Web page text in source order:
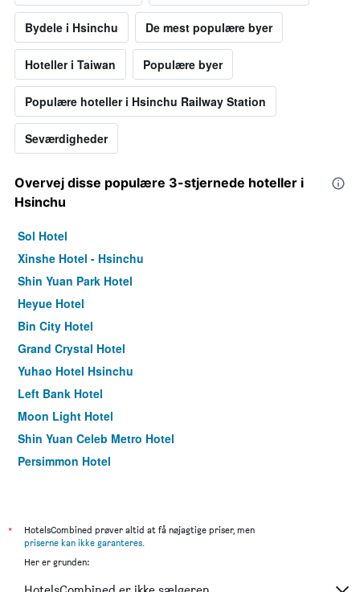
Bydele i Hsinchu De mest populære byer
Hoteller i Taiwan Populære byer
Populære hoteller i Hsinchu Railway Station
Seværdigheder
Overvej disse populære 3-stjernede hoteller i
Hsinchu
Sol Hotel
Xinshe Hotel - Hsinchu
Shin Yuan Park Hotel
Heyue Hotel
Bin City Hotel
Grand Crystal Hotel
Yuhao Hotel Hsinchu
Left Bank Hotel
Moon Light Hotel
Shin Yuan Celeb Metro Hotel
Persimmon Hotel
Kingdom Hotel
Berkeley Business Hotel Zhongzheng
*
HotelsCombined prøver altid at få nøjagtige priser, men
priserne kan ikke garanteres.
Her er grunden: